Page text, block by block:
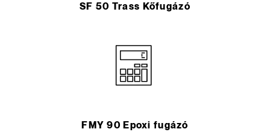
SF 50 Trass Kőfugázó
FMY 90 Epoxi fugázó